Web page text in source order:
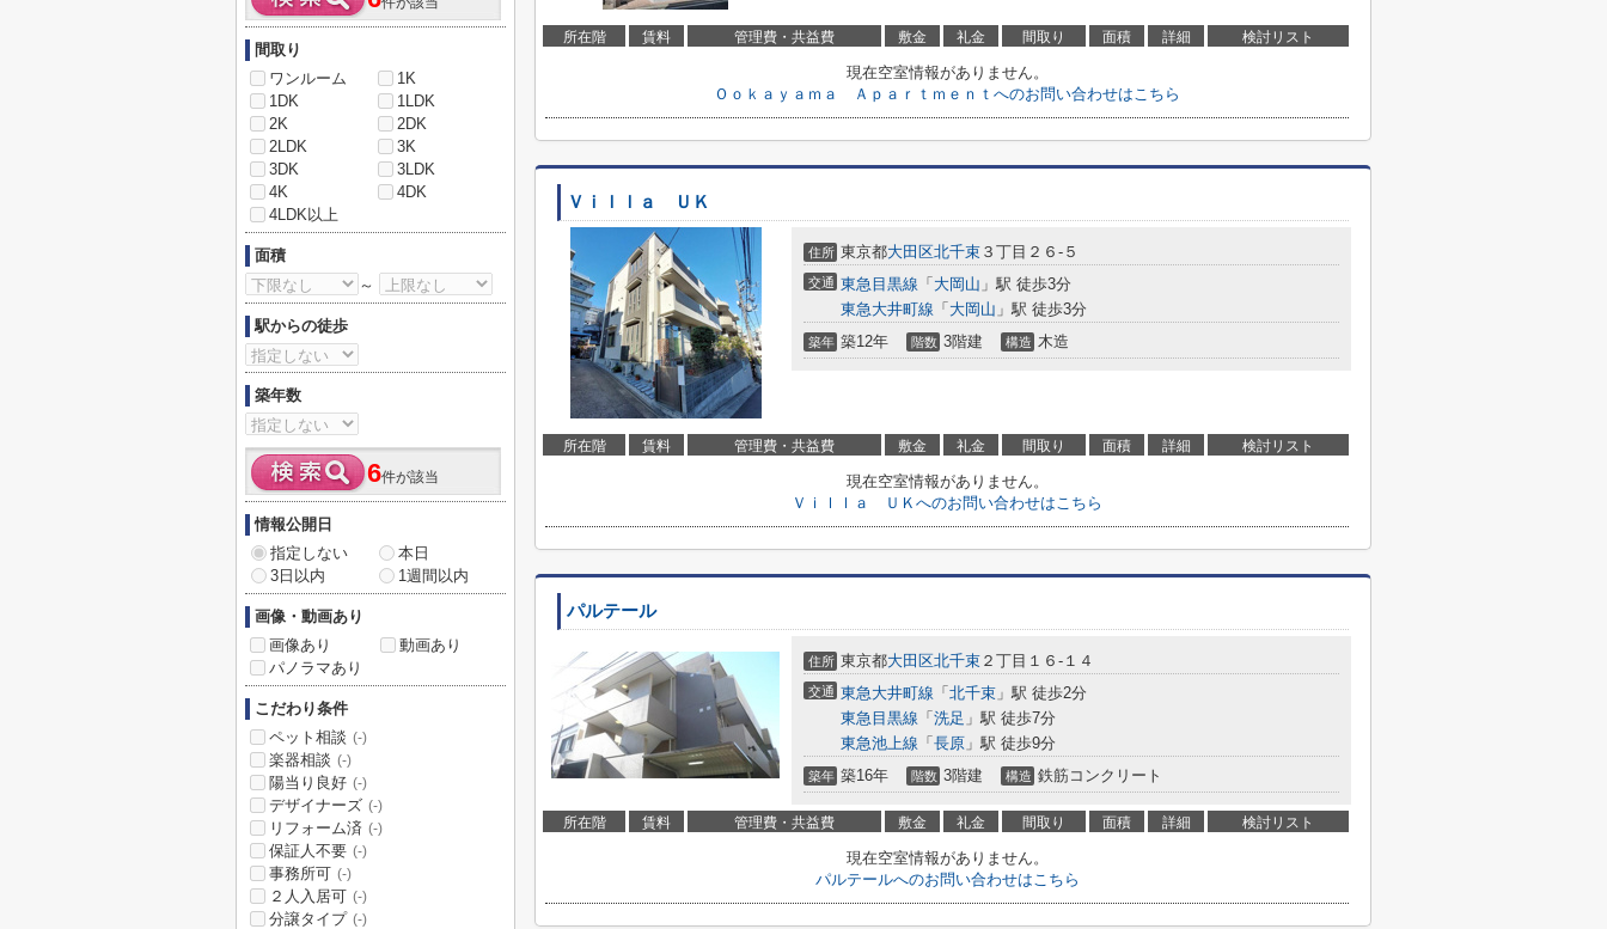
所在階 賃料 管理費・共益費 敷金 礼金 間取り 面積 詳細 検討リスト
現在空室情報がありません。
Ｏｏｋａｙａｍａ Ａｐａｒｔｍｅｎｔへのお問い合わせはこちら
Ｖｉｌｌａ ＵＫ
住所 東京都大田区北千束 ３丁目２６-５
交通 東急目黒線 「 大岡山 」駅 徒歩3分
東急大井町線 「 大岡山 」駅 徒歩3分
築年 築12年 階数 3階建 構造 木造
所在階 賃料 管理費・共益費 敷金 礼金 間取り 面積 詳細 検討リスト
現在空室情報がありません。
Ｖｉｌｌａ ＵＫへのお問い合わせはこちら
パルテール
住所 東京都大田区北千束 ２丁目１６-１４
交通 東急大井町線 「 北千束 」駅 徒歩2分
東急目黒線 「 洗足 」駅 徒歩7分
東急池上線 「 長原 」駅 徒歩9分
築年 築16年 階数 3階建 構造 鉄筋コンクリート
所在階 賃料 管理費・共益費 敷金 礼金 間取り 面積 詳細 検討リスト
現在空室情報がありません。
パルテールへのお問い合わせはこちら
間取り
ワンルーム
1K
1DK
1LDK
2K
2DK
2LDK
3K
3DK
3LDK
4K
4DK
4LDK以上
面積
～
駅からの徒歩
築年数
6件が該当
情報公開日
指定しない
本日
3日以内
1週間以内
画像・動画あり
画像あり
動画あり
パノラマあり
こだわり条件
ペット相談 (-)
楽器相談 (-)
陽当り良好 (-)
デザイナーズ (-)
リフォーム済 (-)
保証人不要 (-)
事務所可 (-)
２人入居可 (-)
分譲タイプ (-)